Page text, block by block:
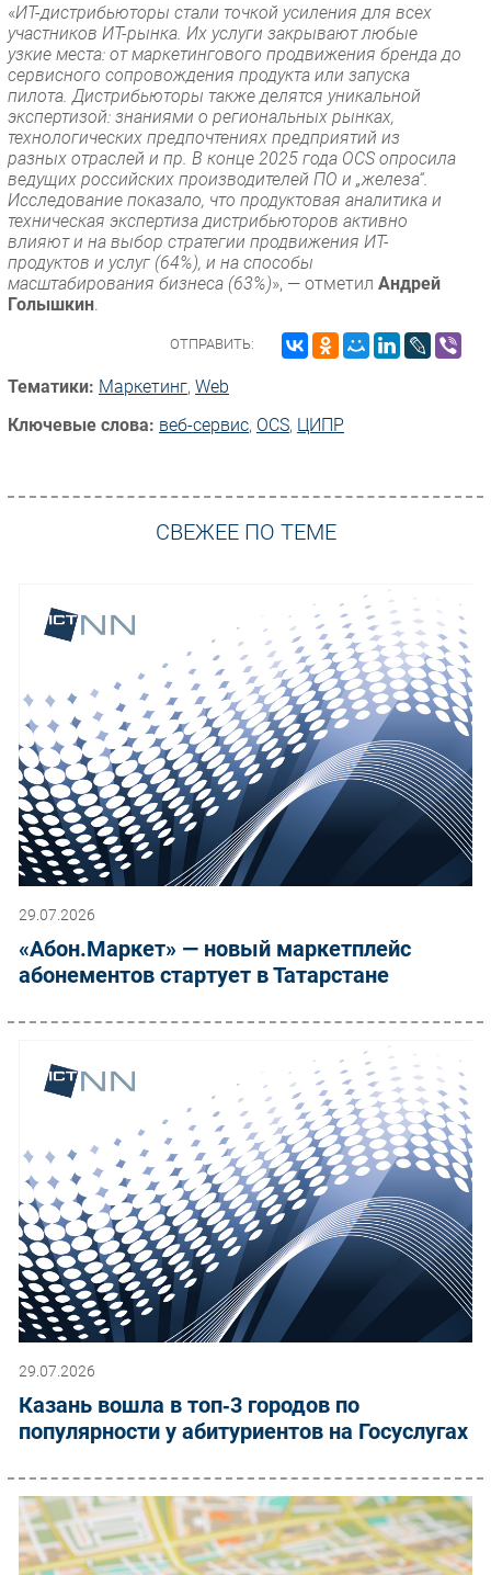
«ИТ-дистрибьюторы стали точкой усиления для всех
участников ИТ-рынка. Их услуги закрывают любые
узкие места: от маркетингового продвижения бренда до
сервисного сопровождения продукта или запуска
пилота. Дистрибьюторы также делятся уникальной
экспертизой: знаниями о региональных рынках,
технологических предпочтениях предприятий из
разных отраслей и пр. В конце 2025 года OCS опросила
ведущих российских производителей ПО и „железа“.
Исследование показало, что продуктовая аналитика и
техническая экспертиза дистрибьюторов активно
влияют и на выбор стратегии продвижения ИТ-
продуктов и услуг (64%), и на способы
масштабирования бизнеса (63%)», — отметил Андрей
Голышкин
ОТПРАВИТЬ:
Тематики: Маркетинг, Web
Ключевые слова: веб-сервис, OCS, ЦИПР
СВЕЖЕЕ ПО ТЕМЕ
29.07.2026
«Абон.Маркет» — новый маркетплейс
абонементов стартует в Татарстане
29.07.2026
Казань вошла в топ‑3 городов по
популярности у абитуриентов на Госуслугах